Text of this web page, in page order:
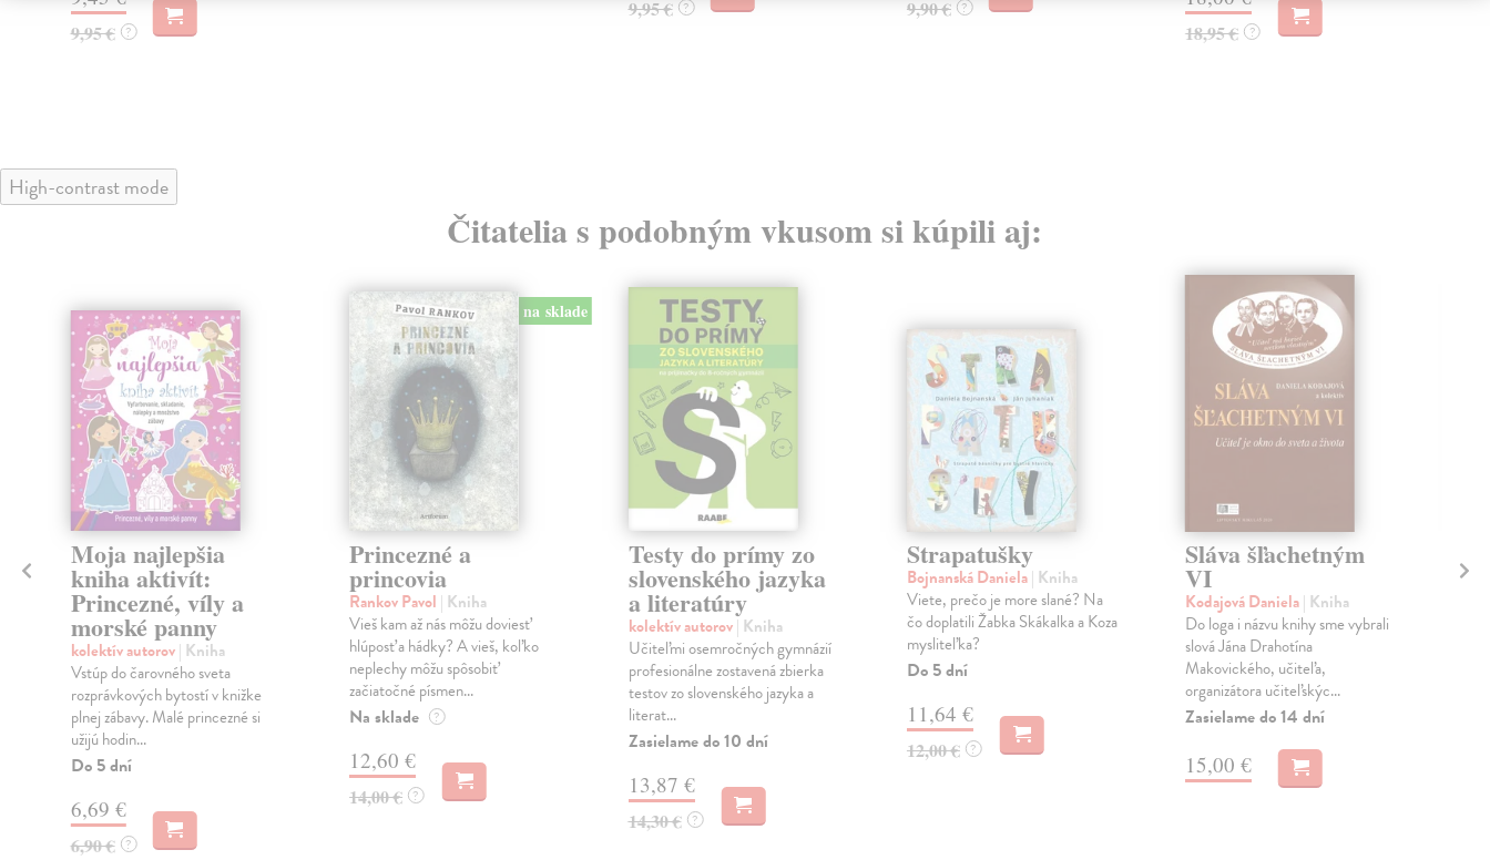
9,95 € ?
9,95 € ? 9,90 € ?
18,95 € ?
High-contrast mode
Čitatelia s podobným vkusom si kúpili aj:
Moja najlepšia
kniha aktivít:
Princezné, víly a
morské panny
kolektív autorov| Kniha
Vstúp do čarovného sveta
rozprávkových bytostí v knižke
plnej zábavy. Malé princezné si
užijú hodin...
Do 5 dní
6,69 €
6,90 € ?
na sklade
Princezné a
princovia
Rankov Pavol | Kniha
Vieš kam až nás môžu doviesť
hlúposť a hádky? A vieš, koľko
neplechy môžu spôsobiť
začiatočné písmen...
Na sklade ?
12,60 €
14,00 € ?
Testy do prímy zo
slovenského jazyka
a literatúry
kolektív autorov| Kniha
Učiteľmi osemročných gymnázií
profesionálne zostavená zbierka
testov zo slovenského jazyka a
literat...
Zasielame do 10 dní
13,87 €
14,30 € ?
Strapatušky
Bojnanská Daniela| Kniha
Viete, prečo je more slané? Na
čo doplatili Žabka Skákalka a Koza
mysliteľka?
Do 5 dní
11,64 €
12,00 € ?
Sláva šľachetným
VI
Kodajová Daniela| Kniha
Do loga i názvu knihy sme vybrali
slová Jána Drahotína
Makovického, učiteľa,
organizátora učiteľskýc...
Zasielame do 14 dní
15,00 €